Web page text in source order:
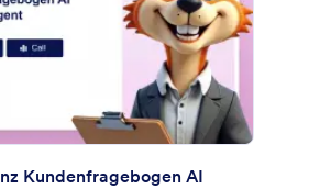
Kundenfragebogen AI